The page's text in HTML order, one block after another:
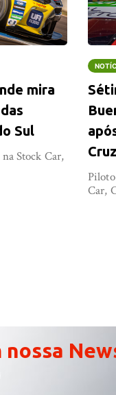
mira
Sul
Stock Car,
Car,
nossa